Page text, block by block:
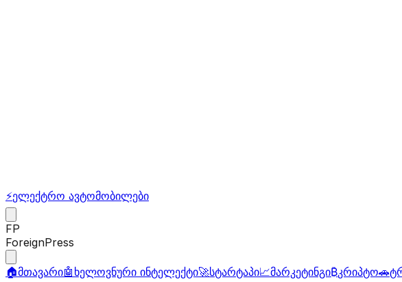
⚡ელექტრო ავტომობილები
FP
ForeignPress
🏠მთავარი🤖 ხელოვნური ინტელექტი🚀სტარტაპი📈მარკეტინგი₿კრიპტო🚗